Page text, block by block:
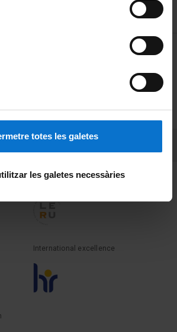
totes les galetes
les galetes necessàries
MENÚ PEU 1
Terms and privacy
Member of the
International excellence